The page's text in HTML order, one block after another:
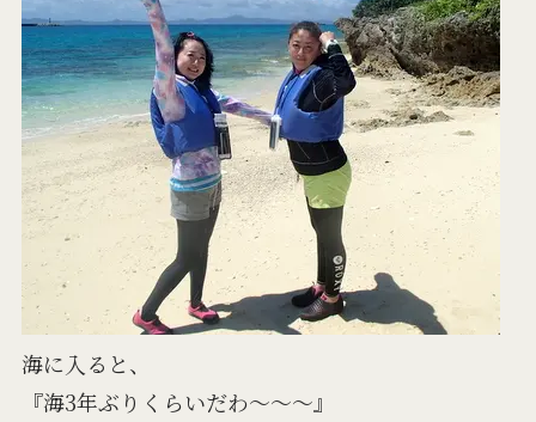
海に入ると、
『海3年ぶりくらいだわ～～～』